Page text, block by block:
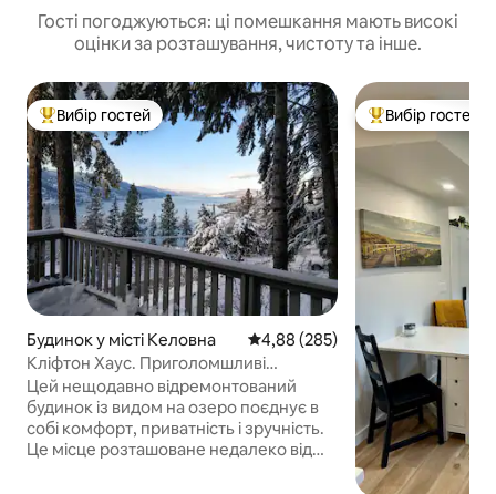
Гості погоджуються: ці помешкання мають високі
оцінки за розташування, чистоту та інше.
Топ вибір гостей
Вибір гостей
Будинок у місті Келовна Середня оцінка: 4,88 з 5,
4,88 (285)
Кліфтон Хаус. Приголомшливі
краєвиди, гідромасажна ванна, парна
кімната.
Цей нещодавно відремонтований
будинок із видом на озеро поєднує в
собі комфорт, приватність і зручність.
Це місце розташоване недалеко від
Топ вибір гостей
Вибір гостей